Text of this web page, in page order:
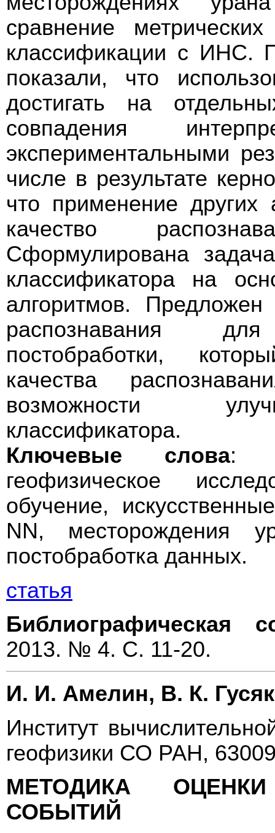
сравнение
классификации с ИНС.
показали, что
достигать на
совпадения
экспериментальными
числе в результате
что применение других
качество
Сформулирована
классификатора на
алгоритмов.
распознавания
постобработки,
качества
возможности
классификатора.
Ключевые слова:
геофизическое
обучение,
NN, месторождения
постобработка данных.
статья
Библиографическая
2013. № 4. С. 11-20.
И. И. Амелин, В. К.
Институт
геофизики СО РАН,
МЕТОДИКА
СОБЫТИЙ